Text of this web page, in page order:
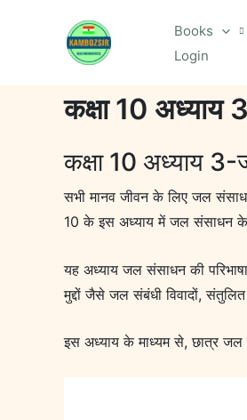
Books
Login
कक्षा 10
कक्षा 10 अध्याय
सभी मानव जीवन के लिए जल
10 के इस अध्याय में जल संसाधन के
यह अध्याय जल संसाधन की
मुद्दों जैसे जल संबंधी विवादों,
इस अध्याय के माध्यम से, छात्र जल